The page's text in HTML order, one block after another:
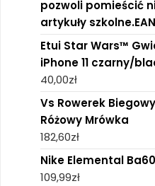
pozwoli pomieścić
artykuły
Etui Star Wars™
iPhone 11 czarny/
40,00zł
Vs Rowerek
Różowy Mrówka
182,60zł
Nike Elemental
109,99zł